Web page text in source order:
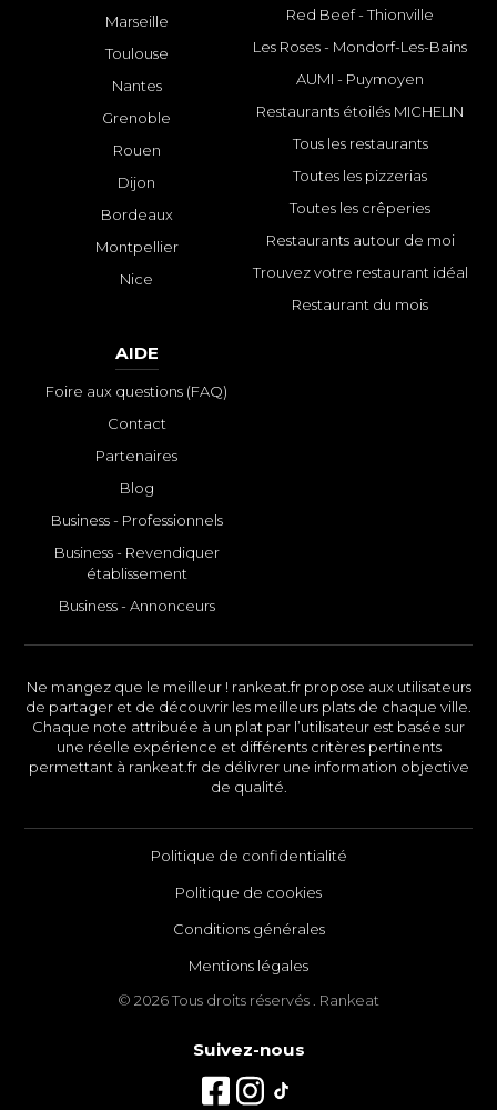
Marseille
Toulouse
Nantes
Grenoble
Rouen
Dijon
Bordeaux
Montpellier
Nice
Red Beef - Thionville
Les Roses - Mondorf-Les-Bains
AUMI - Puymoyen
Restaurants étoilés MICHELIN
Tous les restaurants
Toutes les pizzerias
Toutes les crêperies
Restaurants autour de moi
Trouvez votre restaurant idéal
Restaurant du mois
AIDE
Foire aux questions (FAQ)
Contact
Partenaires
Blog
Business - Professionnels
Business - Revendiquer
établissement
Business - Annonceurs
Ne mangez que le meilleur ! rankeat.fr propose aux utilisateurs
de partager et de découvrir les meilleurs plats de chaque ville.
Chaque note attribuée à un plat par l’utilisateur est basée sur
une réelle expérience et différents critères pertinents
permettant à rankeat.fr de délivrer une information objective
de qualité.
Politique de confidentialité
Politique de cookies
Conditions générales
Mentions légales
© 2026 Tous droits réservés . Rankeat
Suivez-nous